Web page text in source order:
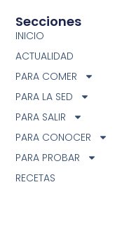
Secciones
INICIO
ACTUALIDAD
PARA COMER
PARA LA SED
PARA SALIR
PARA CONOCER
PARA PROBAR
RECETAS